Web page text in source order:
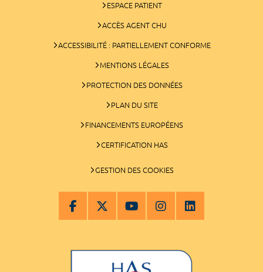
ESPACE PATIENT
ACCÈS AGENT CHU
ACCESSIBILITÉ : PARTIELLEMENT CONFORME
MENTIONS LÉGALES
PROTECTION DES DONNÉES
PLAN DU SITE
FINANCEMENTS EUROPÉENS
CERTIFICATION HAS
GESTION DES COOKIES